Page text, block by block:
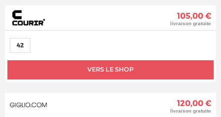
105,00 €
livraison gratuite
VERS LE SHOP
42
120,00 €
livraison gratuite